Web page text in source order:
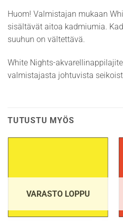
Huom! Valmistajan mukaan
sisältävät aitoa kadmiumia.
suuhun on vältettävä.
White Nights-
valmistajasta johtuvista
TUTUSTU MYÖS
VARASTO LOPPU